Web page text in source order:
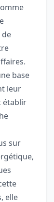
de
base
leur
établir
sur
elle